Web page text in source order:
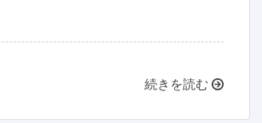
続きを読む